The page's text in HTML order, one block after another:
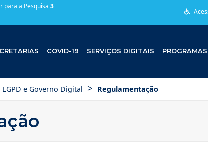
para a Pesquisa 3
COVID-19 SERVIÇOS DIGITAIS PROGRAMAS
LGPD e Governo Digital > Regulamentação